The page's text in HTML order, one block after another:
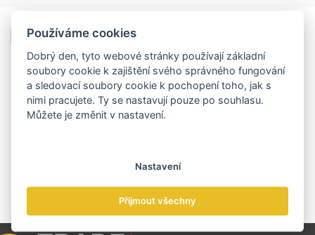
na přípravě rozpočtu na rok 2027.
ekonomické výsledky, ale také silný podnikatelský
příběh.
Exportní trhy
Používáme cookies
Dobrý den, tyto webové stránky používají základní
soubory cookie k zajištění svého správného fungování
a sledovací soubory cookie k pochopení toho, jak s
nimi pracujete. Ty se nastavují pouze po souhlasu.
Můžete je změnit v nastavení.
Nastavení
Přijmout všechny